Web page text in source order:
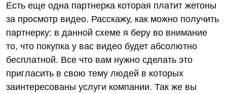
Есть еще одна партнерка которая платит жетоны
за просмотр видео. Расскажу, как можно получить
партнерку: в данной схеме я беру во внимание
то, что покупка у вас видео будет абсолютно
бесплатной. Все что вам нужно сделать это
пригласить в свою тему людей в которых
заинтересованы услуги компании. Так же вы